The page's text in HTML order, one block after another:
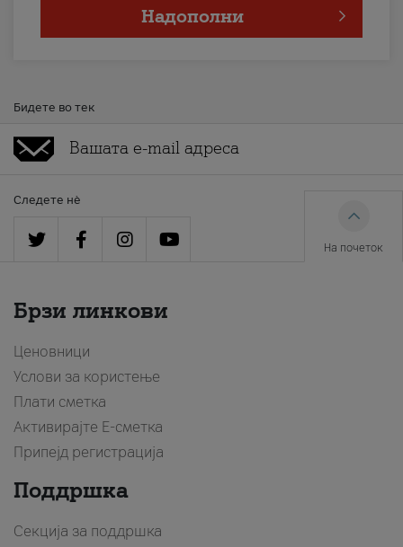
Надополни
Бидете во тек
Следете нè
На почеток
Брзи линкови
Ценовници
Услови за користење
Плати сметка
Активирајте Е-сметка
Припејд регистрација
Поддршка
Секција за поддршка